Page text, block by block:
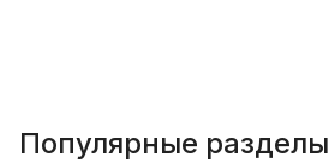
Популярные разделы